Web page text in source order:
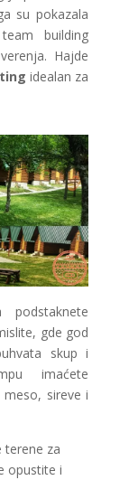
su pokazala
building
Hajde
idealan za
gde god
skup i
imaćete
sireve i
terene za
opustite i